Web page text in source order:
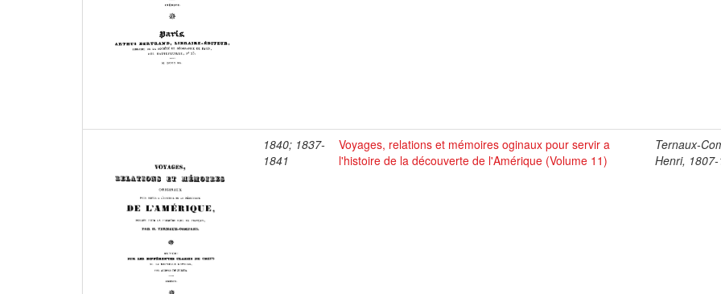
1840; 1837-
1841
Voyages, relations et mémoires oginaux pour servir a
l'histoire de la découverte de l'Amérique (Volume 11)
Ternaux-
Henri,